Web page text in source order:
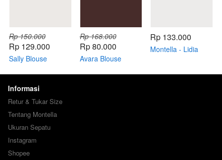
Rp 150.000
Rp 129.000
Sally Blouse
Rp 168.000
Rp 80.000
Avara Blouse
Rp 133.000
Montella - Lidia
Informasi
Retur & Tukar Size
Tentang Montella
Ukuran Sepatu
Instagram
Shopee